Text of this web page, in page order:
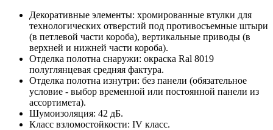
Декоративные элементы: хромированные втулки для
технологических отверстий под противосъемные штыри
(в петлевой части короба), вертикальные приводы (в
верхней и нижней части короба).
Отделка полотна снаружи: окраска Ral 8019
полуглянцевая средняя фактура.
Отделка полотна изнутри: без панели (обязательное
условие - выбор временной или постоянной панели из
ассортимета).
Шумоизоляция: 42 дБ.
Класс взломостойкости: IV класс.